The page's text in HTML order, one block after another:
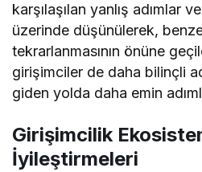
karşılaşılan yanlış adımlar
üzerinde düşünülerek,
tekrarlanmasının önüne
girişimciler de daha bilinçli
giden yolda daha emin
Girişimcilik
İyileştirmeleri